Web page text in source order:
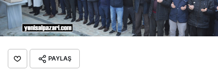
PAYLAŞ